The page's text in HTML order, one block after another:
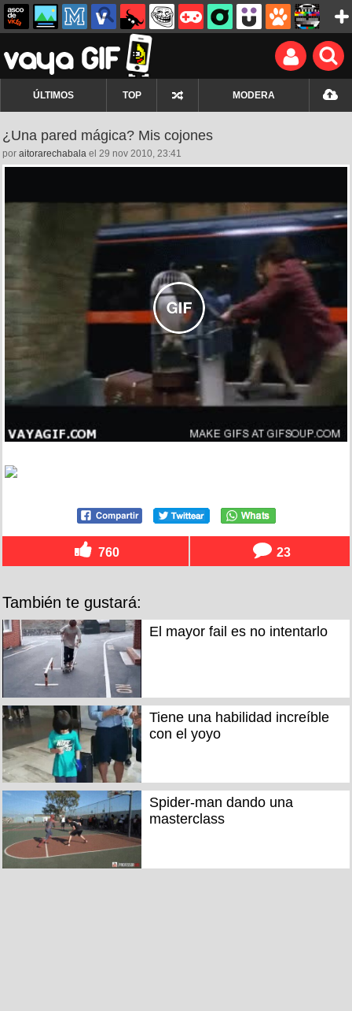
ÚLTIMOS TOP MODERA
¿Una pared mágica? Mis cojones
por aitorarechabala el 29 nov 2010, 23:41
760 23
También te gustará:
El mayor fail es no intentarlo
Tiene una habilidad increíble
con el yoyo
Spider-man dando una
masterclass